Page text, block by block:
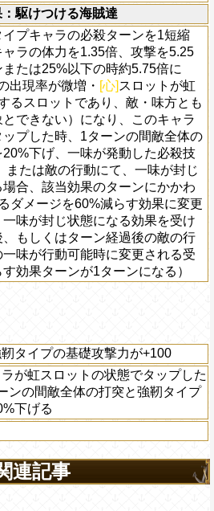
駆けつける海賊達
プキャラの必殺ターンを1短縮
ラの体力を1.35倍、攻撃を5.25
たは25%以下の時約5.75倍に
出現率が微増・ [心] スロットが虹
るスロットであり、敵・味方とも
できない）になり、このキャラ
プした時、1ターンの間敵全体の
下げ、一味が発動した必殺技
または敵の行動にて、一味が封じ
合、該当効果のターンにかかわ
ダメージを60%減らす効果に変更
味が封じ状態になる効果を受け
もしくはターン経過後の敵の行
味が行動可能時に変更される受
効果ターンが1ターンになる）
タイプの基礎攻撃力が+100
が虹スロットの状態でタップした
ンの間敵全体の打突と強靭タイプ
下げる
連記事